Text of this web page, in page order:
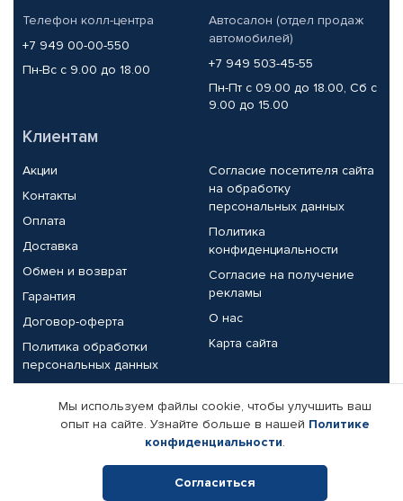
Телефон колл-центра
+7 949 00-00-550
Пн-Вс с 9.00 до 18.00
Автосалон (отдел продаж
автомобилей)
+7 949 503-45-55
Пн-Пт с 09.00 до 18.00, Сб с
9.00 до 15.00
Клиентам
Акции
Контакты
Оплата
Доставка
Обмен и возврат
Гарантия
Договор-оферта
Политика обработки
персональных данных
Согласие посетителя сайта
на обработку
персональных данных
Политика
конфиденциальности
Согласие на получение
рекламы
О нас
Карта сайта
Партнерам
Корпоративным клиентам
Поставщикам
Реквизиты компании
Мы используем файлы cookie, чтобы улучшить ваш
опыт на сайте. Узнайте больше в нашей Политике
конфиденциальности.
Согласиться